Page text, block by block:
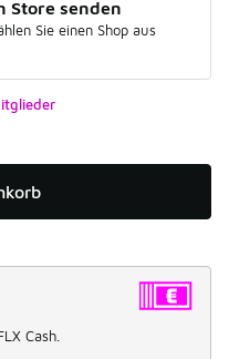
Store senden
Sie einen Shop aus
Cash.